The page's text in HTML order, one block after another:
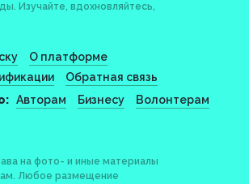
Изучайте, вдохновляйтесь,
О платформе
Обратная связь
Авторам Бизнесу Волонтерам
на фото- и иные материалы
Любое размещение